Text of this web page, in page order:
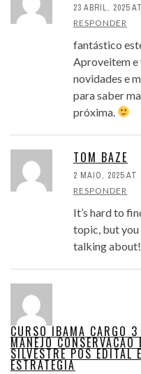
23 ABRIL, 2025
RESPONDER
fantástico
Aproveitem e
novidades e
para saber
próxima.
TOM BAZE
2 MAIO, 2025 AT
RESPONDER
It’s hard to
topic, but you
talking
CURSO IBAMA CARGO
MANEJO
SILVESTRE POS
ESTRATEGIA